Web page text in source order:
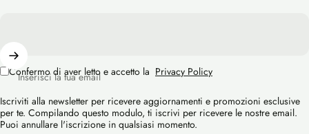
Inserisci la tua email
Confermo di aver letto e accetto la Privacy Policy
Iscriviti alla newsletter per ricevere aggiornamenti e promozioni esclusive
per te. Compilando questo modulo, ti iscrivi per ricevere le nostre email.
Puoi annullare l'iscrizione in qualsiasi momento.